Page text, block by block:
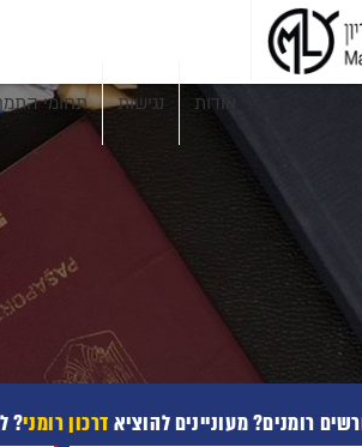
אודות נגישות תחומי
רומנים? מעוניינים להוציא דרכון רומני?